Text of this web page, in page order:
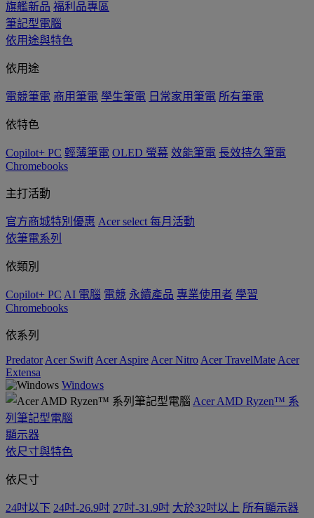
旗艦新品 福利品專區
筆記型電腦
依用途與特色
依用途
電競筆電 商用筆電 學生筆電 日常家用筆電 所有筆電
依特色
Copilot+ PC 輕薄筆電 OLED 螢幕 效能筆電 長效持久筆電
Chromebooks
主打活動
官方商城特別優惠 Acer select 每月活動
依筆電系列
依類別
Copilot+ PC AI 電腦 電競 永續產品 專業使用者 學習
Chromebooks
依系列
Predator Acer Swift Acer Aspire Acer Nitro Acer TravelMate Acer
Extensa
Windows
Acer AMD Ryzen™ 系
列筆記型電腦
顯示器
依尺寸與特色
依尺寸
24吋以下 24吋-26.9吋 27吋-31.9吋 大於32吋以上 所有顯示器